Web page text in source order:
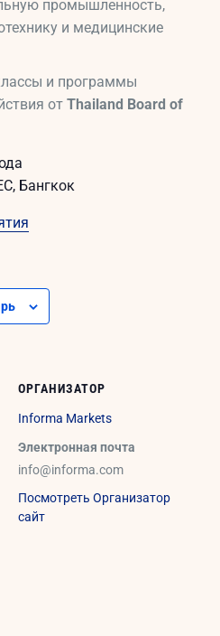
промышленность,
и медицинские
и программы
отThailand Board of
Бангкок
ОРГАНИЗАТОР
Informa Markets
Электронная почта
info@informa.com
Посмотреть Организатор
сайт